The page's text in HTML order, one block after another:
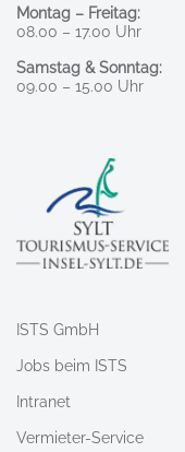
Montag – Freitag:
08.00 – 17.00 Uhr
Samstag & Sonntag:
09.00 – 15.00 Uhr
ISTS GmbH
Jobs beim ISTS
Intranet
Vermieter-Service